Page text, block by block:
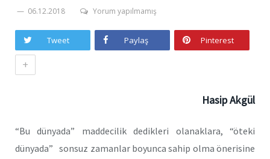
06.12.2018 Yorum yapılmamış
Tweet Paylaş Pinterest
+
Hasip Akgül
“Bu dünyada” maddecilik dedikleri olanaklara, “öteki
dünyada” sonsuz zamanlar boyunca sahip olma önerisine